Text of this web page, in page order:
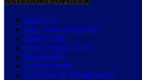
Baru5716
Kab. Tanah Datar2668
Hukrim1980
Lintas Propinsi1158
Peristiwa656
ATR/BPN444
Kesehatan & Kebugaran394